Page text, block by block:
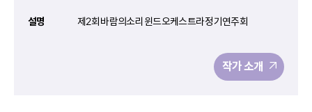
설명 제2회 바람의소리 윈드오케스트라 정기연주회
작가 소개